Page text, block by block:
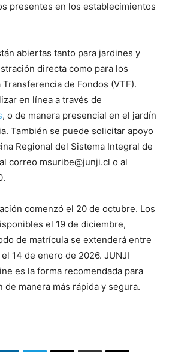
presentes en los establecimientos
abiertas tanto para jardines y
directa como para los
de Fondos (VTF).
en línea a través de
, o de manera presencial en el jardín
También se puede solicitar apoyo
Regional del Sistema Integral de
correo msuribe@junji.cl o al
comenzó el 20 de octubre. Los
el 19 de diciembre,
de matrícula se extenderá entre
14 de enero de 2026. JUNJI
es la forma recomendada para
manera más rápida y segura.